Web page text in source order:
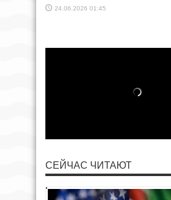
24.06.2026 01:45
СЕЙЧАС ЧИТАЮТ